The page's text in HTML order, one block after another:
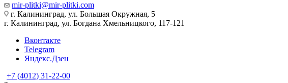
mir-plitki@mir-plitki.com
г. Калининград, ул. Большая Окружная, 5
г. Калининград, ул. Богдана Хмельницкого, 117-121
Вконтакте
Telegram
Яндекс.Дзен
+7 (4012) 31-22-00